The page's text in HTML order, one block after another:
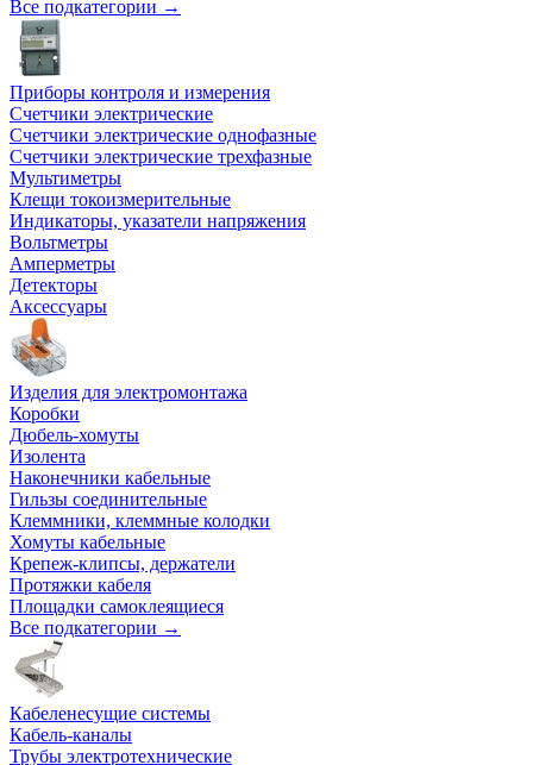
Все подкатегории →
Приборы контроля и измерения
Счетчики электрические
Счетчики электрические однофазные
Счетчики электрические трехфазные
Мультиметры
Клещи токоизмерительные
Индикаторы, указатели напряжения
Вольтметры
Амперметры
Детекторы
Аксессуары
Изделия для электромонтажа
Коробки
Дюбель-хомуты
Изолента
Наконечники кабельные
Гильзы соединительные
Клеммники, клеммные колодки
Хомуты кабельные
Крепеж-клипсы, держатели
Протяжки кабеля
Площадки самоклеящиеся
Все подкатегории →
Кабеленесущие системы
Кабель-каналы
Трубы электротехнические